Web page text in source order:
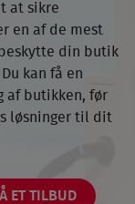
at sikre
en af de mest
din butik
kan få en
af butikken, før
løsninger til dit
ET TILBUD